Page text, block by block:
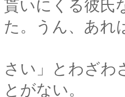
貰いにくる彼氏
た。うん、あれ
思ってい
さい」とわざわ
とがない。